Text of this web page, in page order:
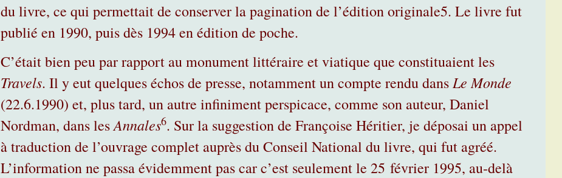
du livre, ce qui permettait de conserver la pagination de l’édition originale5. Le livre fut
publié en 1990, puis dès 1994 en édition de poche.
C’était bien peu par rapport au monument littéraire et viatique que constituaient les
Travels. Il y eut quelques échos de presse, notamment un compte rendu dans Le Monde
(22.6.1990) et, plus tard, un autre infiniment perspicace, comme son auteur, Daniel
Nordman, dans lesAnnales6. Sur la suggestion de Françoise Héritier, je déposai un appel
à traduction de l’ouvrage complet auprès du Conseil National du livre, qui fut agréé.
L’information ne passa évidemment pas car c’est seulement le 25 février 1995, au-delà